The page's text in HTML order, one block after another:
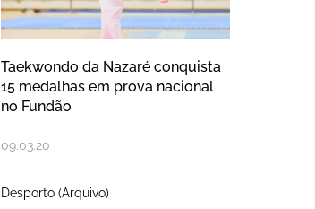
Taekwondo da Nazaré conquista
15 medalhas em prova nacional
no Fundão
09.03.20
Desporto (Arquivo)